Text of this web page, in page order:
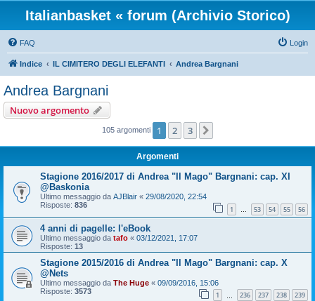
Italianbasket « forum (Archivio Storico)
FAQ Login
Indice IL CIMITERO DEGLI ELEFANTI Andrea Bargnani
Andrea Bargnani
Nuovo argomento
105 argomenti 1 2 3
Argomenti
Stagione 2016/2017 di Andrea "Il Mago" Bargnani: cap. XI
@Baskonia
Ultimo messaggio da AJBlair « 29/08/2020, 22:54
Risposte: 836 1 … 53 54 55 56
4 anni di pagelle: l'eBook
Ultimo messaggio da tafo « 03/12/2021, 17:07
Risposte: 13
Stagione 2015/2016 di Andrea "Il Mago" Bargnani: cap. X
@Nets
Ultimo messaggio da The Huge « 09/09/2016, 15:06
Risposte: 3573 1 236 237 238 239